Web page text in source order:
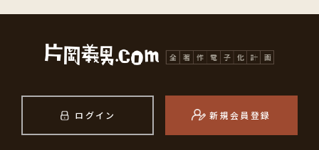
ログイン 新規会員登録